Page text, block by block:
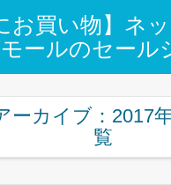
お買い物】ネ
ールのセール
ーカイブ：2017
覧